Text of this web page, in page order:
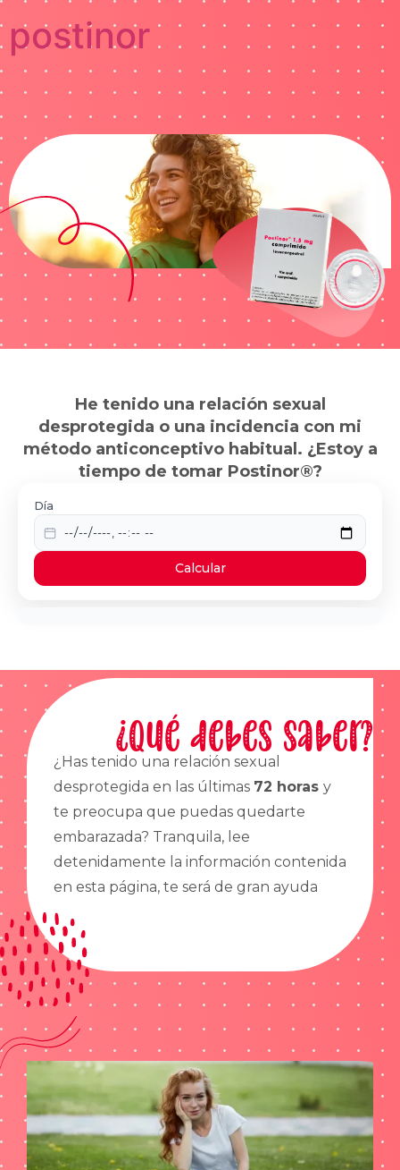
postinor
He tenido una relación sexual
desprotegida o una incidencia con mi
método anticonceptivo habitual. ¿Estoy a
tiempo de tomar Postinor®?
Día
Calcular
¿Qué debes saber?
¿Has tenido una relación sexual
desprotegida en las últimas 72 horas y
te preocupa que puedas quedarte
embarazada? Tranquila, lee
detenidamente la información contenida
en esta página, te será de gran ayuda